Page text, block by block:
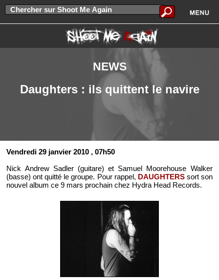
NEWS
Daughters : ils quittent le navire
Vendredi 29 janvier 2010 , 07h50
Nick Andrew Sadler (guitare) et Samuel Moorehouse Walker
(basse) ont quitté le groupe. Pour rappel, DAUGHTERSsort son
nouvel album ce 9 mars prochain chez Hydra Head Records.